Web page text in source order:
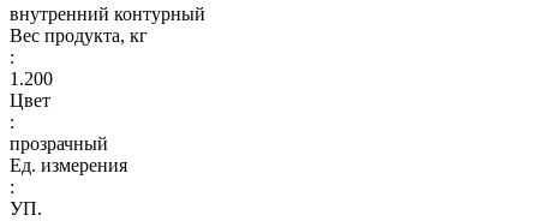
внутренний контурный
Вес продукта, кг
:
1.200
Цвет
:
прозрачный
Ед. измерения
:
УП.